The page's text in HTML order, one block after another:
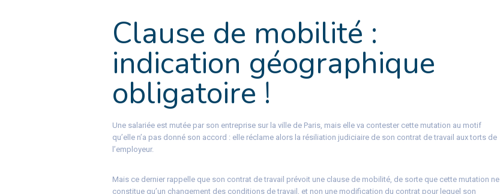
Clause de mobilité :
indication géographique
obligatoire !
Une salariée est mutée par son entreprise sur la ville de Paris, mais elle va contester cette mutation au motif
qu’elle n’a pas donné son accord : elle réclame alors la résiliation judiciaire de son contrat de travail aux torts de
l’employeur.
Mais ce dernier rappelle que son contrat de travail prévoit une clause de mobilité, de sorte que cette mutation ne
constitue qu’un changement des conditions de travail, et non une modification du contrat pour lequel son